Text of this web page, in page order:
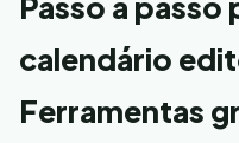
calendário
Ferramentas